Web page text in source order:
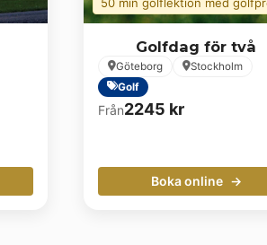
Golfdag för två
Göteborg
Stockholm
Golf
Från2245 kr
Boka online